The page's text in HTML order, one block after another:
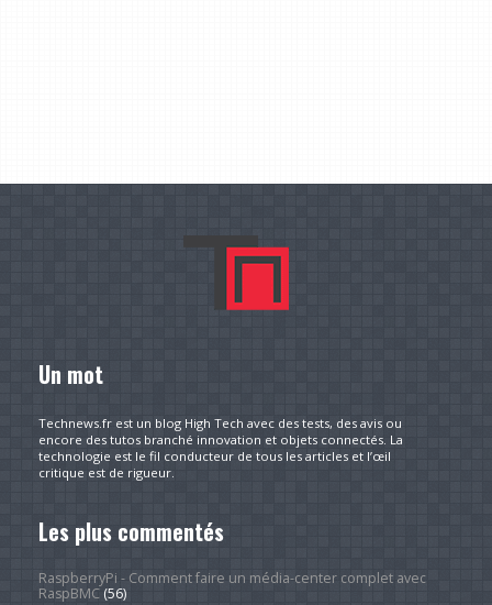
Un mot
Technews.fr est un blog High Tech avec des tests, des avis ou
encore des tutos branché innovation et objets connectés. La
technologie est le fil conducteur de tous les articles et l’œil
critique est de rigueur.
Les plus commentés
RaspberryPi - Comment faire un média-center complet avec
RaspBMC(56)